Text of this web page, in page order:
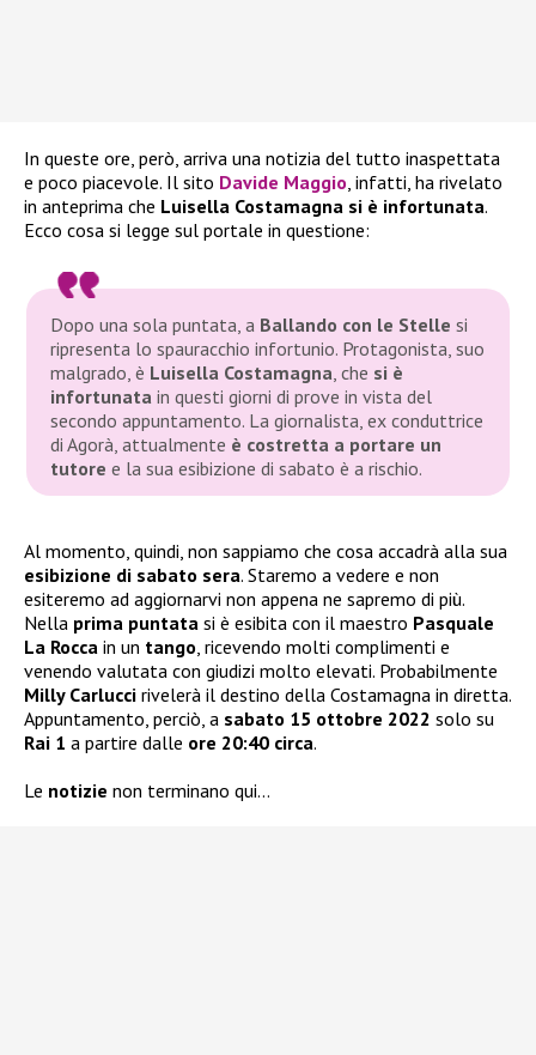
In queste ore, però, arriva una notizia del tutto inaspettata
e poco piacevole. Il sito Davide Maggio , infatti, ha rivelato
in anteprima che Luisella Costamagna si è infortunata.
Ecco cosa si legge sul portale in questione:
Dopo una sola puntata, a Ballando con le Stelle si
ripresenta lo spauracchio infortunio. Protagonista, suo
malgrado, è Luisella Costamagna , che si è
infortunata in questi giorni di prove in vista del
secondo appuntamento. La giornalista, ex conduttrice
diAgorà , attualmente è costretta a portare un
tutore e la sua esibizione di sabato è a rischio.
Al momento, quindi, non sappiamo che cosa accadrà alla sua
esibizione di sabato sera. Staremo a vedere e non
esiteremo ad aggiornarvi non appena ne sapremo di più.
Nella prima puntata si è esibita con il maestro Pasquale
La Rocca in un tango , ricevendo molti complimenti e
venendo valutata con giudizi molto elevati. Probabilmente
Milly Carlucci rivelerà il destino della Costamagna in diretta.
Appuntamento, perciò, a sabato 15 ottobre 2022 solo su
Rai 1 a partire dalle ore 20:40 circa.
Le notizie non terminano qui…